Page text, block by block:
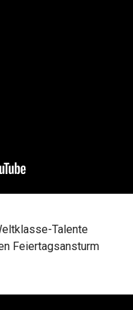
Talente
Feiertagsansturm